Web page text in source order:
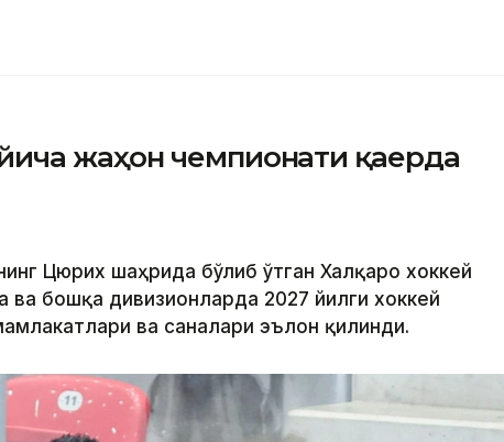
жаҳон чемпионати қаерда
Цюрих шаҳрида бўлиб ўтган Халқаро хоккей
ва бошқа дивизионларда 2027 йилги хоккей
ва саналари эълон қилинди.